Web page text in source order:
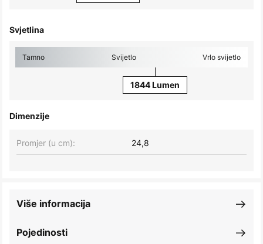
Svjetlina
Tamno Svijetlo Vrlo svijetlo
1844 Lumen
Dimenzije
Promjer (u cm): 24,8
Pojedinosti
Više informacija